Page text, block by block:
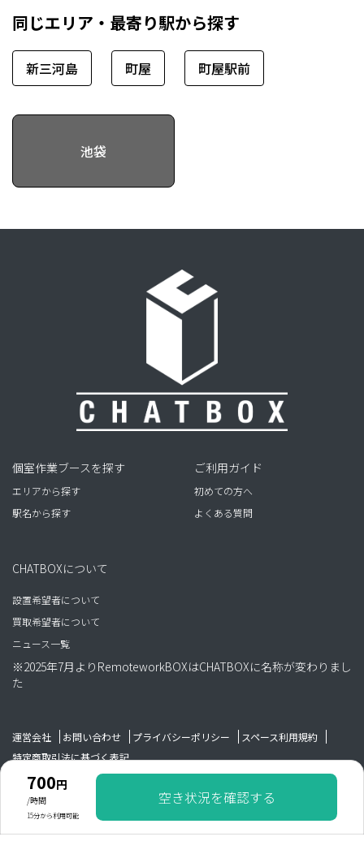
同じエリア・最寄り駅から探す
新三河島 町屋 町屋駅前
池袋
700円
/時間
15分から利用可能
空き状況を確認する
個室作業ブースを探す
エリアから探す
駅名から探す
ご利用ガイド
初めての方へ
よくある質問
CHATBOXについて
設置希望者について
買取希望者について
ニュース一覧
※2025年7月よりRemoteworkBOXはCHATBOXに名称が変わりまし
た
運営会社 お問い合わせ プライバシーポリシー
スペース利用規約
特定商取引法に基づく表記
Copyright WAIM GROUP All rights reserved.